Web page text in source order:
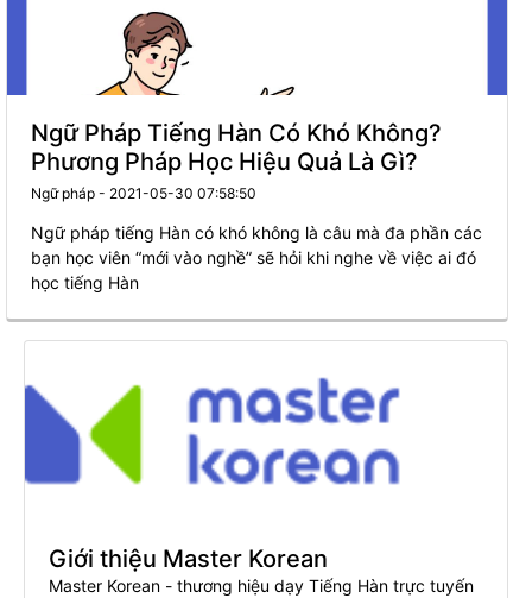
Ngữ Pháp Tiếng Hàn Có Khó Không?
Phương Pháp Học Hiệu Quả Là Gì?
Ngữ pháp - 2021-05-30 07:58:50
Ngữ pháp tiếng Hàn có khó không là câu mà đa phần các
bạn học viên “mới vào nghề” sẽ hỏi khi nghe về việc ai đó
học tiếng Hàn
Giới thiệu Master Korean
Master Korean - thương hiệu dạy Tiếng Hàn trực tuyến